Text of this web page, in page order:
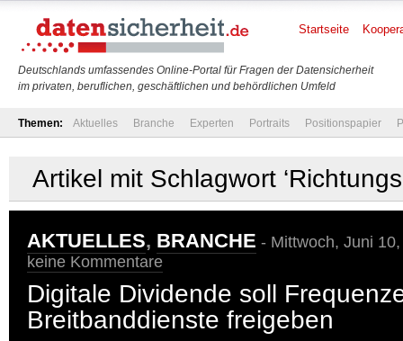
Deutschlands umfassendes Online-Portal für Fragen der Datensicherheit
im privaten, beruflichen, geschäftlichen und behördlichen Umfeld
Startseite
Themen: Aktuelles Branche Experten Portraits Positionspapier
Artikel mit Schlagwort
AKTUELLES, BRANCHE - Mittwoch, Juni
keine Kommentare
Digitale Dividende soll
Breitbanddienste freigeben